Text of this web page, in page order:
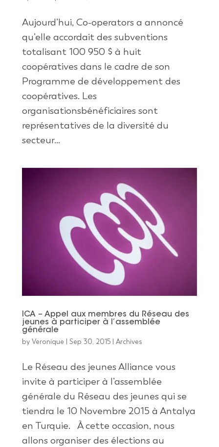
Aujourd’hui, Co-operators a annoncé
qu’elle accordait des subventions
totalisant 100 950 $ à huit
coopératives dans le cadre de son
Programme de développement des
coopératives. Les
organisationsbénéficiaires sont
représentatives de la diversité du
secteur...
ICA – Appel aux membres du Réseau des
jeunes à participer à l’assemblée
générale
by Veronique | Sep 30, 2015| Archives
Le Réseau des jeunes Alliance vous
invite à participer à l’assemblée
générale du Réseau des jeunes qui se
tiendra le 10 Novembre 2015 à Antalya
en Turquie. À cette occasion, nous
allons organiser des élections au